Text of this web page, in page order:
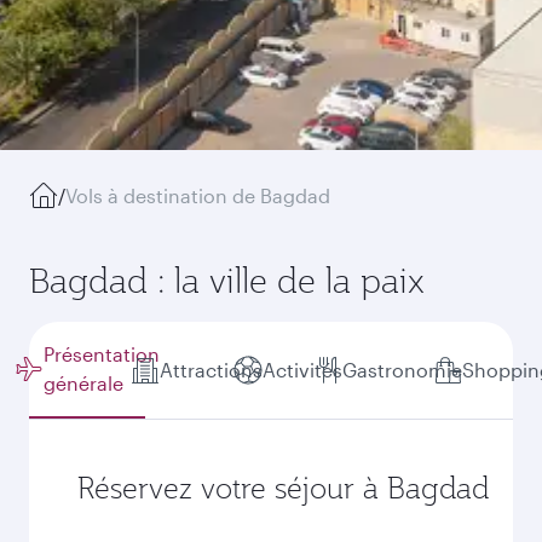
/Vols à destination de Bagdad
Bagdad : la ville de la paix
Présentation
générale
AttractionsActivitésGastronomie
Réservez votre séjour à Bagdad